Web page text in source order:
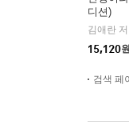
디션)
김애란 저
15,120원
검색 페